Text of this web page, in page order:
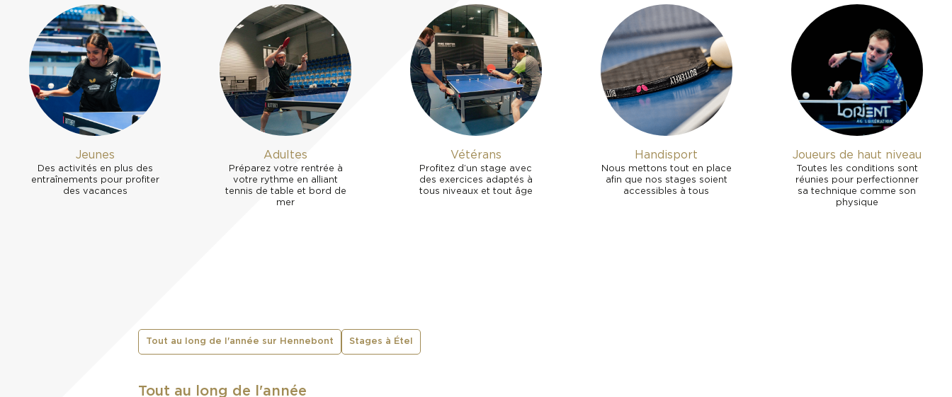
Jeunes
Des activités en plus des
entraînements pour profiter
des vacances
Adultes
Préparez votre rentrée à
votre rythme en alliant
tennis de table et bord de
mer
Vétérans
Profitez d’un stage avec
des exercices adaptés à
tous niveaux et tout âge
Handisport
Nous mettons tout en place
afin que nos stages soient
accessibles à tous
Joueurs de haut niveau
Toutes les conditions sont
réunies pour perfectionner
sa technique comme son
physique
Tout au long de l'année sur Hennebont Stages à Étel
Tout au long de l'année